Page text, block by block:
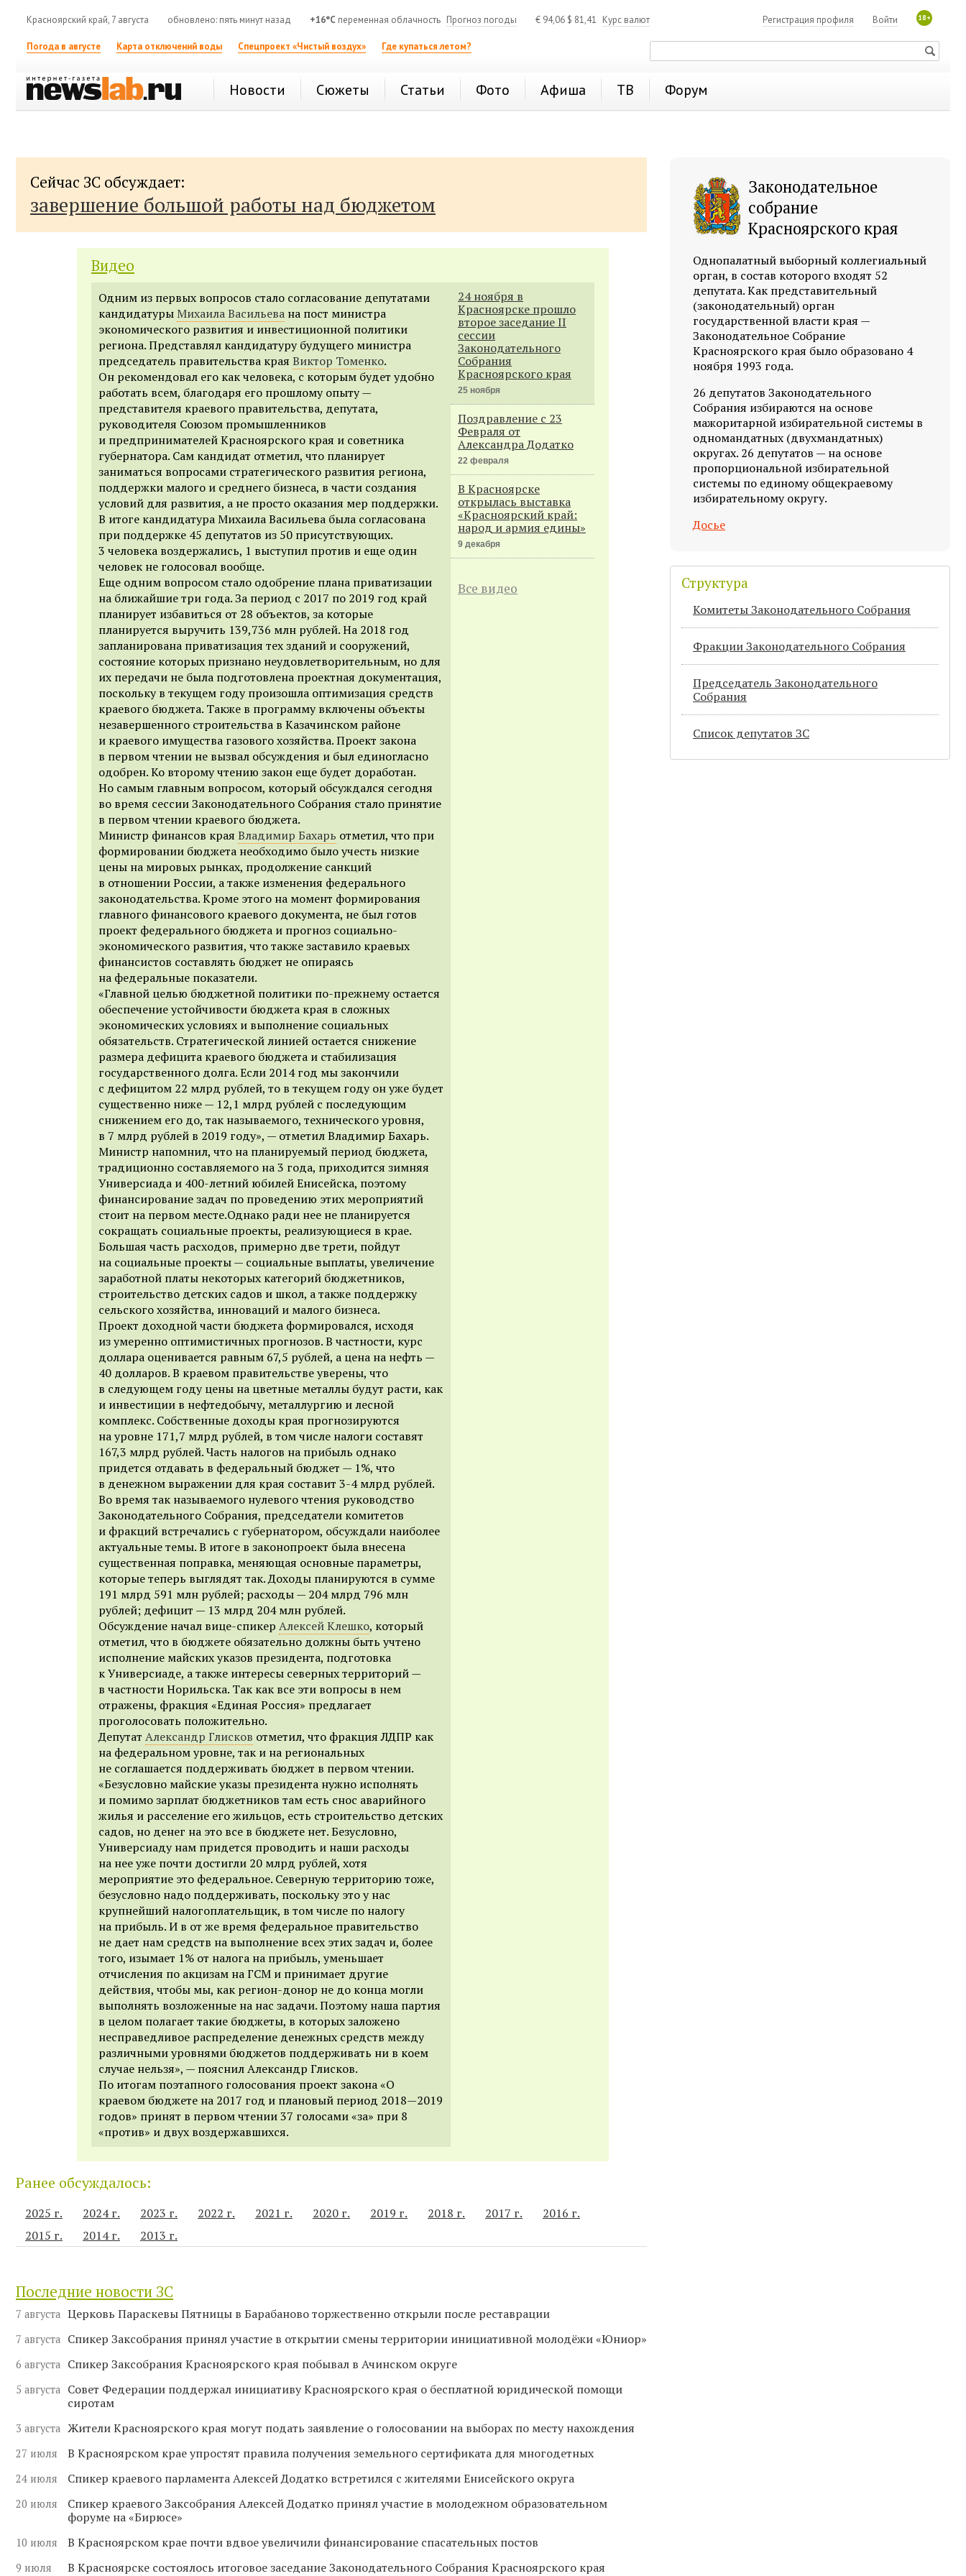
Красноярский край, 7 августа обновлено: пять минут назад +16°C переменная облачность Прогноз погоды € 94,06 $ 81,41 Курс валют 18+
Войти
Регистрация профиля
Погода в августе Карта отключений воды Спецпроект «Чистый воздух» Где купаться летом?
Новости Сюжеты Статьи Фото Афиша ТВ Форум
Сейчас ЗС обсуждает:
завершение большой работы над бюджетом
Видео
Одним из первых вопросов стало согласование депутатами
кандидатуры Михаила Васильева на пост министра
экономического развития и инвестиционной политики
региона.Представлял кандидатуру будущего министра
председатель правительства края Виктор Томенко.
Он рекомендовал его как человека, с которым будет удобно
работать всем, благодаря его прошлому опыту —
представителя краевого правительства, депутата,
руководителя Союзом промышленников
и предпринимателей Красноярского края и советника
губернатора. Сам кандидат отметил, что планирует
заниматься вопросами стратегического развития региона,
поддержки малого и среднего бизнеса, в части создания
условий для развития, а не просто оказания мер поддержки.
В итоге кандидатура Михаила Васильева была согласована
при поддержке 45 депутатов из 50 присутствующих.
3 человека воздержались, 1 выступил против и еще один
человек не голосовал вообще.
Еще одним вопросом стало одобрение плана приватизации
на ближайшие три года. За период с 2017 по 2019 год край
планирует избавиться от 28 объектов, за которые
планируется выручить 139,736 млн рублей.На 2018 год
запланирована приватизация тех зданий и сооружений,
состояние которых признано неудовлетворительным, но для
их передачи не была подготовлена проектная документация,
поскольку в текущем году произошла оптимизация средств
краевого бюджета. Также в программу включены объекты
незавершенного строительства в Казачинском районе
и краевого имущества газового хозяйства.Проект закона
в первом чтении не вызвал обсуждения и был единогласно
одобрен. Ко второму чтению закон еще будет доработан.
Но самым главным вопросом, который обсуждался сегодня
во время сессии Законодательного Собрания стало принятие
в первом чтении краевого бюджета.
Министр финансов края Владимир Бахарь отметил, что при
формировании бюджета необходимо было учесть низкие
цены на мировых рынках, продолжение санкций
в отношении России, а также изменения федерального
законодательства. Кроме этого на момент формирования
главного финансового краевого документа, не был готов
проект федерального бюджета и прогноз социально-
экономического развития, что также заставило краевых
финансистов составлять бюджет не опираясь
на федеральные показатели.
«Главной целью бюджетной политики по-прежнему остается
обеспечение устойчивости бюджета края в сложных
экономических условиях и выполнение социальных
обязательств. Стратегической линией остается снижение
размера дефицита краевого бюджета и стабилизация
государственного долга. Если 2014 год мы закончили
с дефицитом 22 млрд рублей, то в текущем году он уже будет
существенно ниже — 12,1 млрд рублей с последующим
снижением его до, так называемого, технического уровня,
в 7 млрд рублей в 2019 году», — отметил Владимир Бахарь.
Министр напомнил, что на планируемый период бюджета,
традиционно составляемого на 3 года, приходится зимняя
Универсиада и 400-летний юбилей Енисейска, поэтому
финансирование задач по проведению этих мероприятий
стоит на первом месте.Однако ради нее не планируется
сокращать социальные проекты, реализующиеся в крае.
Большая часть расходов, примерно две трети, пойдут
на социальные проекты — социальные выплаты, увеличение
заработной платы некоторых категорий бюджетников,
строительство детских садов и школ, а также поддержку
сельского хозяйства, инноваций и малого бизнеса.
Проект доходной части бюджета формировался, исходя
из умеренно оптимистичных прогнозов. В частности, курс
доллара оценивается равным 67,5 рублей, а цена на нефть —
40 долларов. В краевом правительстве уверены, что
в следующем году цены на цветные металлы будут расти, как
и инвестиции в нефтедобычу, металлургию и лесной
комплекс. Собственные доходы края прогнозируются
на уровне 171,7 млрд рублей, в том числе налоги составят
167,3 млрд рублей. Часть налогов на прибыль однако
придется отдавать в федеральный бюджет — 1%, что
в денежном выражении для края составит 3-4 млрд рублей.
Во время так называемого нулевого чтения руководство
Законодательного Собрания, председатели комитетов
и фракций встречались с губернатором, обсуждали наиболее
актуальные темы. В итоге в законопроект была внесена
существенная поправка, меняющая основные параметры,
которые теперь выглядят так. Доходы планируются в сумме
191 млрд 591 млн рублей; расходы — 204 млрд 796 млн
рублей; дефицит — 13 млрд 204 млн рублей.
Обсуждение начал вице-спикер Алексей Клешко, который
отметил, что в бюджете обязательно должны быть учтено
исполнение майских указов президента, подготовка
к Универсиаде, а также интересы северных территорий —
в частности Норильска. Так как все эти вопросы в нем
отражены, фракция «Единая Россия» предлагает
проголосовать положительно.
Депутат Александр Глисков отметил, что фракция ЛДПР как
на федеральном уровне, так и на региональных
не соглашается поддерживать бюджет в первом чтении.
«Безусловно майские указы президента нужно исполнять
и помимо зарплат бюджетников там есть снос аварийного
жилья и расселение его жильцов, есть строительство детских
садов, но денег на это все в бюджете нет. Безусловно,
Универсиаду нам придется проводить и наши расходы
на нее уже почти достигли 20 млрд рублей, хотя
мероприятие это федеральное. Северную территорию тоже,
безусловно надо поддерживать, поскольку это у нас
крупнейший налогоплательщик, в том числе по налогу
на прибыль. И в от же время федеральное правительство
не дает нам средств на выполнение всех этих задач и, более
того, изымает 1% от налога на прибыль, уменьшает
отчисления по акцизам на ГСМ и принимает другие
действия, чтобы мы, как регион-донор не до конца могли
выполнять возложенные на нас задачи. Поэтому наша партия
в целом полагает такие бюджеты, в которых заложено
несправедливое распределение денежных средств между
различными уровнями бюджетов поддерживать ни в коем
случае нельзя», — пояснил Александр Глисков.
По итогам поэтапного голосования проект закона «О
краевом бюджете на 2017 год и плановый период 2018—2019
годов» принят в первом чтении 37 голосами «за» при 8
«против» и двух воздержавшихся.
24 ноября в
Красноярске прошло
второе заседание II
сессии
Законодательного
Собрания
Красноярского края
25 ноября
Поздравление с 23
Февраля от
Александра Додатко
22 февраля
В Красноярске
открылась выставка
«Красноярский край:
народ и армия едины»
9 декабря
Все видео
Ранее обсуждалось:
2025 г. 2024 г. 2023 г. 2022 г. 2021 г. 2020 г. 2019 г. 2018 г. 2017 г.
2016 г.
2015 г.
2014 г. 2013 г.
Последние новости ЗС
7 августа Церковь Параскевы Пятницы в Барабаново торжественно открыли после реставрации
7 августа Спикер Заксобрания принял участие в открытии смены территории инициативной молодёжи «Юниор»
6 августа Спикер Заксобрания Красноярского края побывал в Ачинском округе
5 августа
Совет Федерации поддержал инициативу Красноярского края о бесплатной юридической помощи
сиротам
3 августа Жители Красноярского края могут подать заявление о голосовании на выборах по месту нахождения
27 июля В Красноярском крае упростят правила получения земельного сертификата для многодетных
24 июля Спикер краевого парламента Алексей Додатко встретился с жителями Енисейского округа
20 июля
Спикер краевого Заксобрания Алексей Додатко принял участие в молодежном образовательном
форуме на «Бирюсе»
10 июля В Красноярском крае почти вдвое увеличили финансирование спасательных постов
9 июля
В Красноярске состоялось итоговое заседание Законодательного Собрания Красноярского края
Законодательное
собрание
Красноярского края
Однопалатный выборный коллегиальный
орган, в состав которого входят 52
депутата. Как представительный
(законодательный) орган
государственной власти края —
Законодательное Собрание
Красноярского края было образовано 4
ноября 1993 года.
26 депутатов Законодательного
Собрания избираются на основе
мажоритарной избирательной системы в
одномандатных (двухмандатных)
округах. 26 депутатов — на основе
пропорциональной избирательной
системы по единому общекраевому
избирательному округу.
Досье
Структура
Комитеты Законодательного Собрания
Фракции Законодательного Собрания
Председатель Законодательного
Cобрания
Список депутатов ЗС